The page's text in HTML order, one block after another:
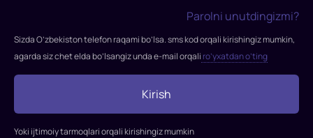
Harris,
Stellan
Skarsgård,
Watson,
Jesse
Parolni unutdingizmi?
Sizda O’zbekiston telefon raqami bo’lsa. sms kod orqali kirishingiz mumkin,
agarda siz chet elda bo’lsangiz unda e-mail orqali ro’yxatdan o’ting
Kirish
Yoki ijtimoiy tarmoqlari orqali kirishingiz mumkin